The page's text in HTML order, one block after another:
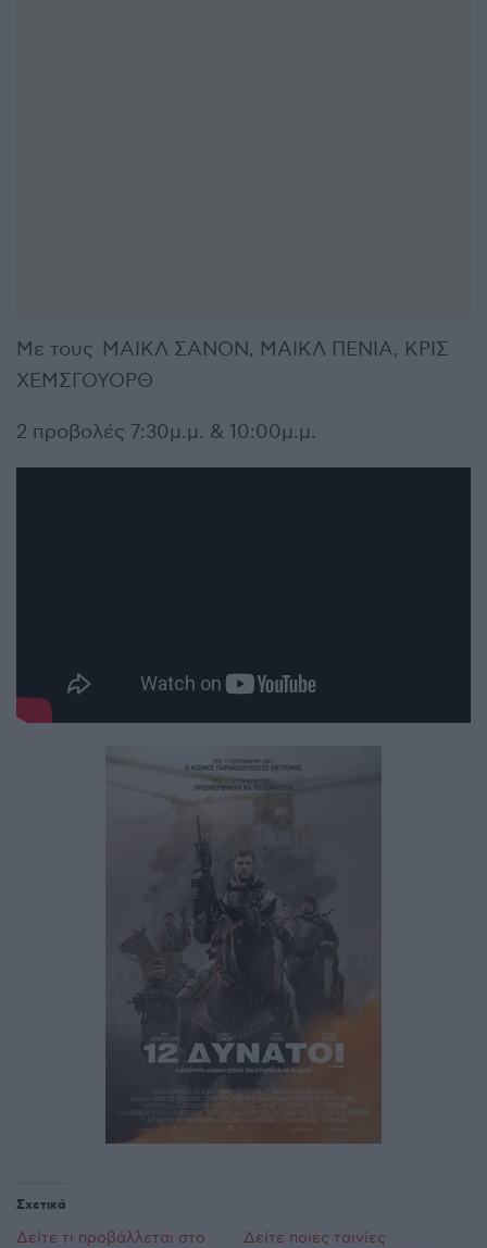
Με τους ΜΑΙΚΛ ΣΑΝΟΝ, ΜΑΙΚΛ ΠΕΝΙΑ, ΚΡΙΣ
ΧΕΜΣΓΟΥΟΡΘ
2 προβολές 7:30μ.μ. & 10:00μ.μ.
Σχετικά
Δείτε τι προβάλλεται στο
Δείτε ποιες ταινίες